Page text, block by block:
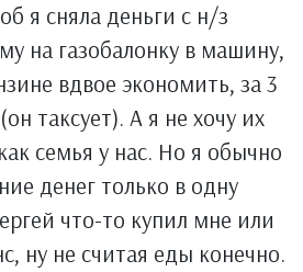
я сняла деньги с н/з
на газобалонку в машину,
вдвое экономить, за 3
таксует). А я не хочу их
семья у нас. Но я обычно
денег только в одну
что-то купил мне или
ну не считая еды конечно.